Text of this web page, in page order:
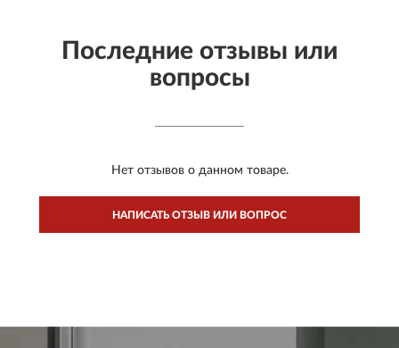
Последние отзывы или
вопросы
Нет отзывов о данном товаре.
НАПИСАТЬ ОТЗЫВ ИЛИ ВОПРОС